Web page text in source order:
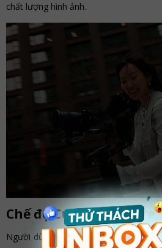
chất lượng hình ảnh.
Chế độ Custom
Người dùng có thể kích hoạt nhanh